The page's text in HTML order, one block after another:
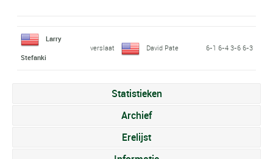
Larry
Stefanki
verslaat David Pate 6-1 6-4 3-6 6-3
Statistieken
Archief
Erelijst